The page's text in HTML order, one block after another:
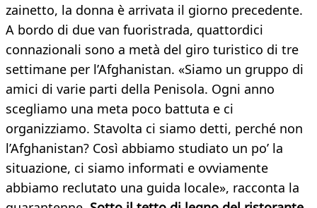
zainetto, la donna è arrivata il giorno precedente.
A bordo di due van fuoristrada, quattordici
connazionali sono a metà del giro turistico di tre
settimane per l’Afghanistan. «Siamo un gruppo di
amici di varie parti della Penisola. Ogni anno
scegliamo una meta poco battuta e ci
organizziamo. Stavolta ci siamo detti, perché non
l’Afghanistan? Così abbiamo studiato un po’ la
situazione, ci siamo informati e ovviamente
abbiamo reclutato una guida locale», racconta la